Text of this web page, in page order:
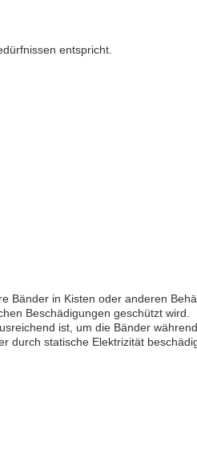
entspricht.
Bänder in Kisten oder anderen
Beschädigungen geschützt wird.
ist, um die Bänder
durch statische Elektrizität